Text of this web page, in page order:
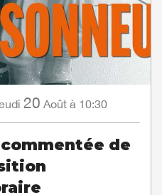
20 Août à 10:30
de